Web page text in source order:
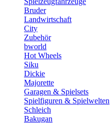
Bruder
Landwirtschaft
City
Zubehör
bworld
Hot Wheels
Siku
Dickie
Majorette
Garagen & Spielsets
Spielfiguren & Spielwelten
Schleich
Bakugan